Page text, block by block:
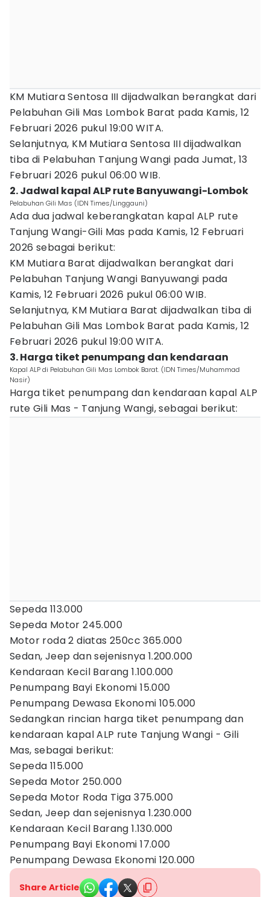
KM Mutiara Sentosa III dijadwalkan berangkat dari
Pelabuhan Gili Mas Lombok Barat pada Kamis, 12
Februari 2026 pukul 19:00 WITA.
Selanjutnya, KM Mutiara Sentosa III dijadwalkan
tiba di Pelabuhan Tanjung Wangi pada Jumat, 13
Februari 2026 pukul 06:00 WIB.
2. Jadwal kapal ALP rute Banyuwangi-Lombok
Pelabuhan Gili Mas (IDN Times/Linggauni)
Ada dua jadwal keberangkatan kapal ALP rute
Tanjung Wangi-Gili Mas pada Kamis, 12 Februari
2026 sebagai berikut:
KM Mutiara Barat dijadwalkan berangkat dari
Pelabuhan Tanjung Wangi Banyuwangi pada
Kamis, 12 Februari 2026 pukul 06:00 WIB.
Selanjutnya, KM Mutiara Barat dijadwalkan tiba di
Pelabuhan Gili Mas Lombok Barat pada Kamis, 12
Februari 2026 pukul 19:00 WITA.
3. Harga tiket penumpang dan kendaraan
Kapal ALP di Pelabuhan Gili Mas Lombok Barat. (IDN Times/Muhammad
Nasir)
Harga tiket penumpang dan kendaraan kapal ALP
rute Gili Mas - Tanjung Wangi, sebagai berikut:
Sepeda 113.000
Sepeda Motor 245.000
Motor roda 2 diatas 250cc 365.000
Sedan, Jeep dan sejenisnya 1.200.000
Kendaraan Kecil Barang 1.100.000
Penumpang Bayi Ekonomi 15.000
Penumpang Dewasa Ekonomi 105.000
Sedangkan rincian harga tiket penumpang dan
kendaraan kapal ALP rute Tanjung Wangi - Gili
Mas, sebagai berikut:
Sepeda 115.000
Sepeda Motor 250.000
Sepeda Motor Roda Tiga 375.000
Sedan, Jeep dan sejenisnya 1.230.000
Kendaraan Kecil Barang 1.130.000
Penumpang Bayi Ekonomi 17.000
Penumpang Dewasa Ekonomi 120.000
Share Article